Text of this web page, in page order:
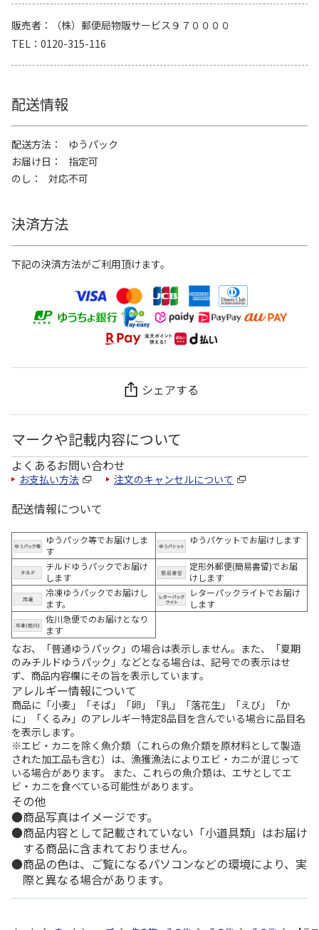
販売者
（株）郵便局物販サービス９７００００
TEL
0120-315-116
配送情報
配送方法
ゆうパック
お届け日
指定可
のし
対応不可
決済方法
下記の決済方法がご利用頂けます。
シェアする
マークや記載内容について
よくあるお問い合わせ
お支払い方法 注文のキャンセルについて
配送情報について
ゆうパック等でお届けしま
す
ゆうパケットでお届けします
チルドゆうパックでお届け
します
定形外郵便(簡易書留)でお届
けします
冷凍ゆうパックでお届けし
ます。
レターパックライトでお届け
します
佐川急便でのお届けとなり
ます
なお、「普通ゆうパック」の場合は表示しません。また、「夏期
のみチルドゆうパック」などとなる場合は、記号での表示はせ
ず、商品内容欄にその旨を表示しています。
アレルギー情報について
商品に「小麦」「そば」「卵」「乳」「落花生」「えび」「か
に」「くるみ」のアレルギー特定8品目を含んでいる場合に品目名
を表示します。
※エビ・カニを除く魚介類（これらの魚介類を原材料として製造
された加工品も含む）は、漁獲漁法によりエビ・カニが混じって
いる場合があります。 また、これらの魚介類は、エサとしてエ
ビ・カニを食べている可能性があります。
その他
商品写真はイメージです。
商品内容として記載されていない「小道具類」はお届け
する商品に含まれておりません。
商品の色は、ご覧になるパソコンなどの環境により、実
際と異なる場合があります。